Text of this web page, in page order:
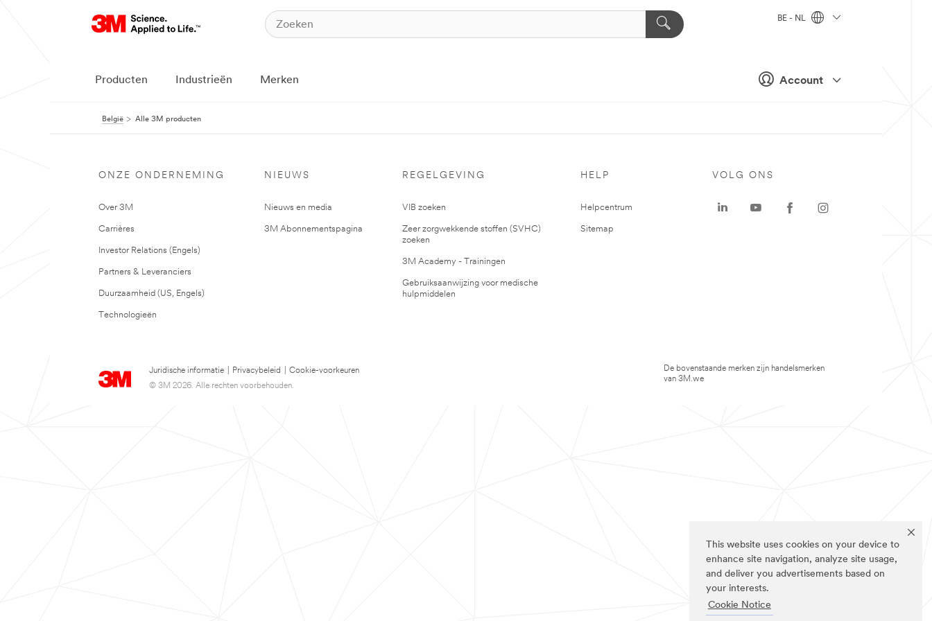
This website uses cookies on your device to
enhance site navigation, analyze site usage,
and deliver you advertisements based on
your interests.
Cookie Notice
Account
BE - NL
Producten Industrieën Merken
België Alle 3M producten
ONZE ONDERNEMING
Over 3M
Carrières
Investor Relations (Engels)
Partners & Leveranciers
Duurzaamheid (US, Engels)
Technologieën
NIEUWS
Nieuws en media
3M Abonnementspagina
REGELGEVING
VIB zoeken
Zeer zorgwekkende stoffen (SVHC)
zoeken
3M Academy - Trainingen
Gebruiksaanwijzing voor medische
hulpmiddelen
HELP
Helpcentrum
Sitemap
Juridische informatie Privacybeleid
Cookie-voorkeuren
© 3M 2026. Alle rechten voorbehouden.
VOLG ONS
De bovenstaande merken zijn handelsmerken
van 3M.we